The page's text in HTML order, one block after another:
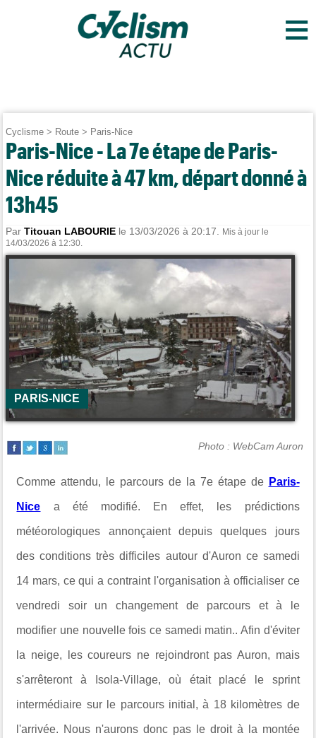
≡
Cyclisme > Route > Paris-Nice
Paris-Nice - La 7e étape de Paris-
Nice réduite à 47 km, départ donné à
13h45
ParTitouan LABOURIE le 13/03/2026 à 20:17.
Mis à jour le
14/03/2026 à 12:30.
PARIS-NICE
Photo : WebCam Auron
Comme attendu, le parcours de la 7e étape de Paris-
Nice a été modifié. En effet, les prédictions
météorologiques annonçaient depuis quelques jours
des conditions très difficiles autour d'Auron ce samedi
14 mars, ce qui a contraint l'organisation à officialiser ce
vendredi soir un changement de parcours et à le
modifier une nouvelle fois ce samedi matin.. Afin d'éviter
la neige, les coureurs ne rejoindront pas Auron, mais
s'arrêteront à Isola-Village, où était placé le sprint
intermédiaire sur le parcours initial, à 18 kilomètres de
l'arrivée. Nous n'aurons donc pas le droit à la montée